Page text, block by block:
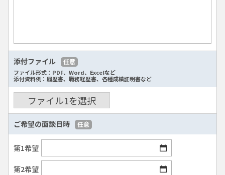
添付ファイル 任意
ファイル形式：PDF、Word、Excelなど
添付資料例：履歴書、職務経歴書、各種成績証明書など
ファイル1を選択
ご希望の面談日時 任意
第1希望
第2希望